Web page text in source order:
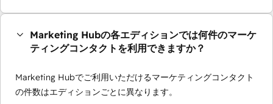
Marketing Hubの各エディションでは何件のマーケ
ティングコンタクトを利用できますか？
Marketing Hubでご利用いただけるマーケティングコンタクト
の件数はエディションごとに異なります。